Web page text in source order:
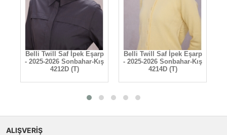
Belli Twill Saf İpek Eşarp
- 2025-2026 Sonbahar-Kış
4212D (T)
Belli Twill Saf İpek Eşarp
- 2025-2026 Sonbahar-Kış
4214D (T)
ALIŞVERİŞ